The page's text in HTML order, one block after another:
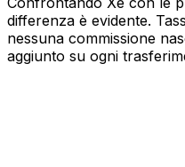
differenza è evidente.
nessuna commissione
aggiunto su ogni